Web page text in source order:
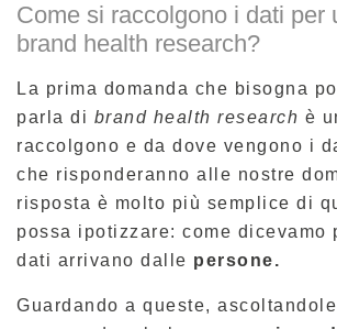
Come si raccolgono i dati per
brand health research?
La prima domanda che bisogna
parla di brand health research è
raccolgono e da dove vengono i
che risponderanno alle nostre
risposta è molto più semplice di
possa ipotizzare: come dicevamo
dati arrivano dalle persone.
Guardando a queste,